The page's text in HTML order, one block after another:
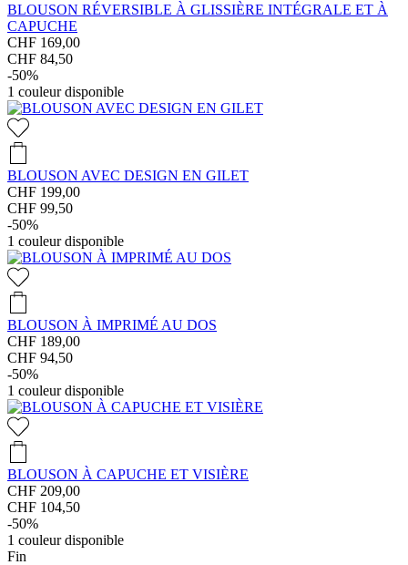
BLOUSON RÉVERSIBLE À GLISSIÈRE INTÉGRALE ET À
CAPUCHE
CHF 169,00
CHF 84,50
-50%
1 couleur disponible
BLOUSON AVEC DESIGN EN GILET
CHF 199,00
CHF 99,50
-50%
1 couleur disponible
BLOUSON À IMPRIMÉ AU DOS
CHF 189,00
CHF 94,50
-50%
1 couleur disponible
BLOUSON À CAPUCHE ET VISIÈRE
CHF 209,00
CHF 104,50
-50%
1 couleur disponible
Fin